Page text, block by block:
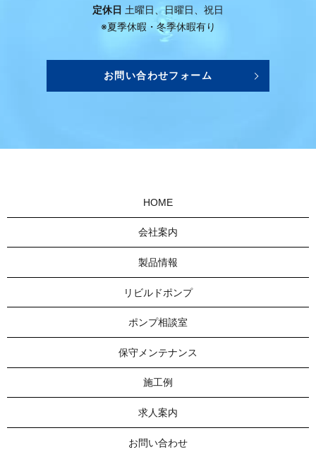
定休日 土曜日、日曜日、祝日
※夏季休暇・冬季休暇有り
お問い合わせフォーム
HOME
会社案内
製品情報
リビルドポンプ
ポンプ相談室
保守メンテナンス
施工例
求人案内
お問い合わせ